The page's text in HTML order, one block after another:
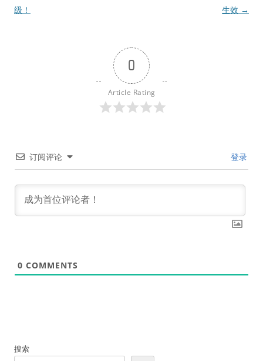
导
级！
生效 →
0
Article Rating
订阅评论 登录
0 COMMENTS
搜索